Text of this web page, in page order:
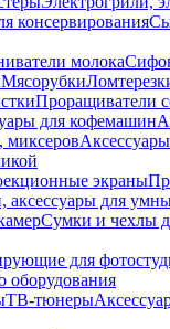
консервирования
молока
Мясорубки
Проращиватели
для кофемашин
миксеров
экраны
аксессуары для
Сумки и чехлы
для
оборудования
ТВ-тюнеры